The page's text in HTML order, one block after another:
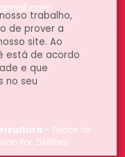
- Todos os
Por: DMWeb
trabalho,
de prover a
site. Ao
está de acordo
e que
no seu